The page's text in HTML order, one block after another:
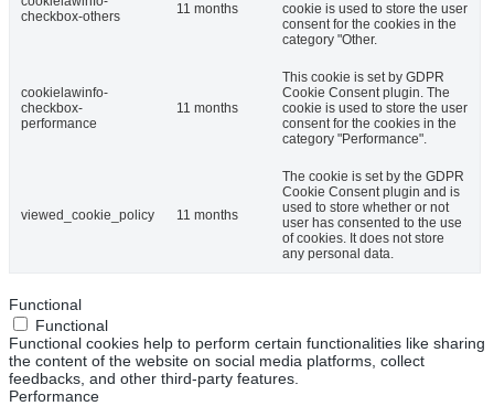
checkbox-others
11 months
cookie is used to store the user
consent for the cookies in the
category "Other.
cookielawinfo-
checkbox-
performance
11 months
This cookie is set by GDPR
Cookie Consent plugin. The
cookie is used to store the user
consent for the cookies in the
category "Performance".
viewed_cookie_policy 11 months
The cookie is set by the GDPR
Cookie Consent plugin and is
used to store whether or not
user has consented to the use
of cookies. It does not store
any personal data.
Functional
Functional
Functional cookies help to perform certain functionalities like sharing
the content of the website on social media platforms, collect
feedbacks, and other third-party features.
Performance